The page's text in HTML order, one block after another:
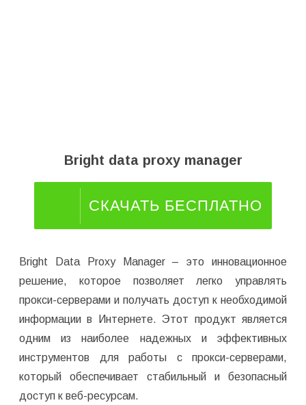
Bright data proxy manager
СКАЧАТЬ БЕСПЛАТНО
Bright Data Proxy Manager – это инновационное
решение, которое позволяет легко управлять
прокси-серверами и получать доступ к необходимой
информации в Интернете. Этот продукт является
одним из наиболее надежных и эффективных
инструментов для работы с прокси-серверами,
который обеспечивает стабильный и безопасный
доступ к веб-ресурсам.